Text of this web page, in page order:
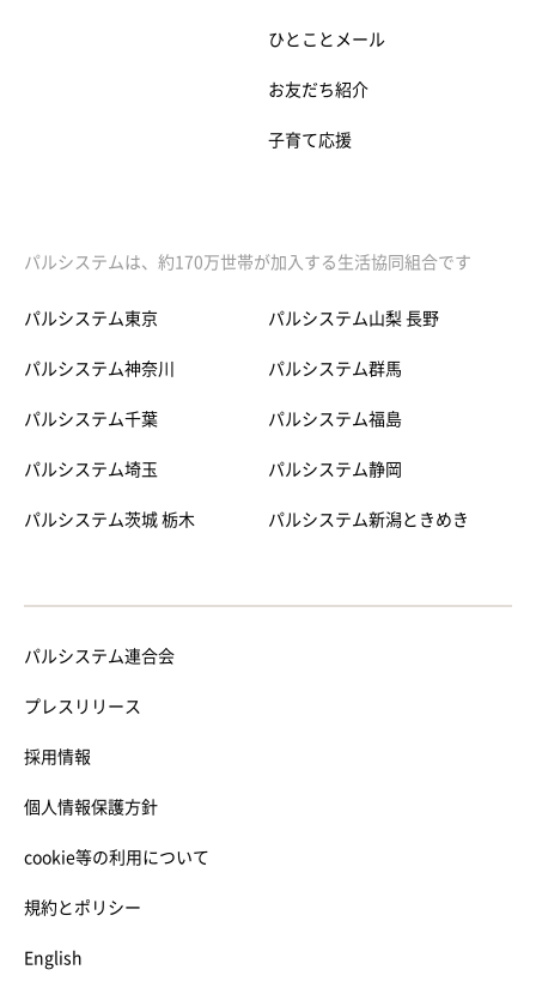
ひとことメール
お友だち紹介
子育て応援
パルシステムは、約170万世帯が加入する生活協同組合です
パルシステム東京
パルシステム神奈川
パルシステム千葉
パルシステム埼玉
パルシステム茨城 栃木
パルシステム山梨 長野
パルシステム群馬
パルシステム福島
パルシステム静岡
パルシステム新潟ときめき
パルシステム連合会
プレスリリース
採用情報
個人情報保護方針
cookie等の利用について
規約とポリシー
English